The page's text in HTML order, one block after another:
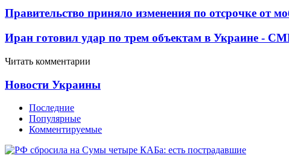
Правительство приняло изменения по отсрочке от
Иран готовил удар по трем объектам в Украине -
Читать комментарии
Новости Украины
Последние
Популярные
Комментируемые